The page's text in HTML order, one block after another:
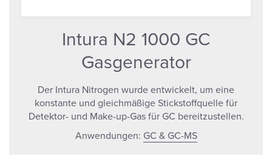
Intura N2 1000 GC
Gasgenerator
Der Intura Nitrogen wurde entwickelt, um eine
konstante und gleichmäßige Stickstoffquelle für
Detektor- und Make-up-Gas für GC bereitzustellen.
Anwendungen: GC & GC-MS